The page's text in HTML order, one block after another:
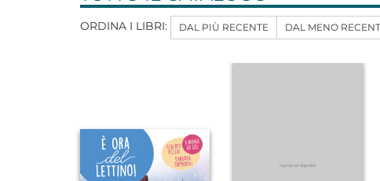
ORDINA I LIBRI: DAL PIÙ RECENTE DAL MENO